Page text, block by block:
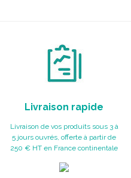
Livraison rapide
Livraison de vos produits sous 3 à
5 jours ouvrés, offerte à partir de
250 € HT en France continentale